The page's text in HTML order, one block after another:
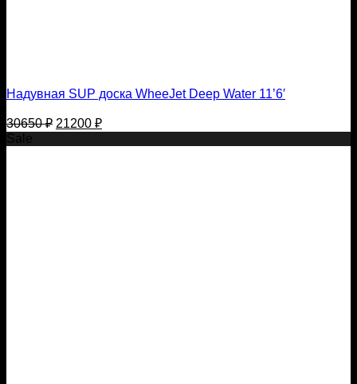
Надувная SUP доска WheeJet Deep Water 11’6′
30650₽ Первоначальная
цена
составляла
21200 ₽Текущая
цена:
Sale